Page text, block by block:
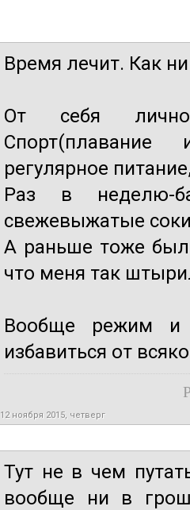
Время лечит. Как
От себя лично
регулярное
Раз в неделю-
свежевыжатые
А раньше тоже
что меня так
Вообще режим и
избавиться от
12 ноября 2015, четверг
Тут не в чем
вообще ни в